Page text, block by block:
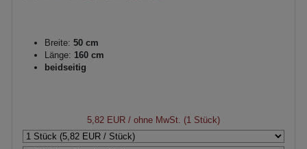
Breite: 50 cm
Länge: 160 cm
beidseitig
5,82 EUR / ohne MwSt. (1 Stück)